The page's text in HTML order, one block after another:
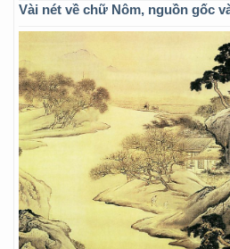
Vài nét về chữ Nôm, nguồn gốc